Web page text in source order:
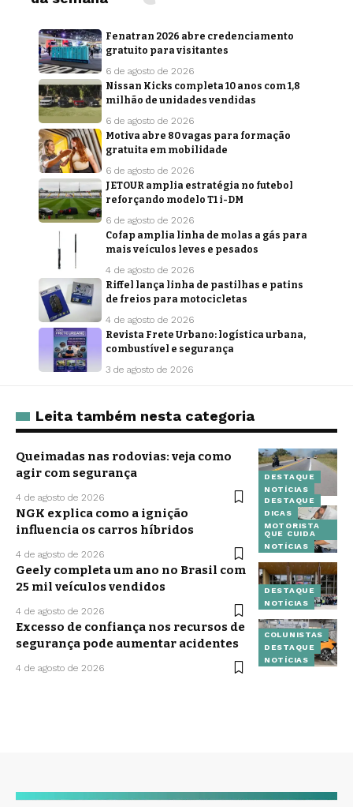
Fenatran 2026 abre credenciamento
gratuito para visitantes
6 de agosto de 2026
Nissan Kicks completa 10 anos com 1,8
milhão de unidades vendidas
6 de agosto de 2026
Motiva abre 80 vagas para formação
gratuita em mobilidade
6 de agosto de 2026
JETOUR amplia estratégia no futebol
reforçando modelo T1 i-DM
6 de agosto de 2026
Cofap amplia linha de molas a gás para
mais veículos leves e pesados
4 de agosto de 2026
Riffel lança linha de pastilhas e patins
de freios para motocicletas
4 de agosto de 2026
Revista Frete Urbano: logística urbana,
combustível e segurança
3 de agosto de 2026
Leita também nesta categoria
DESTAQUE
NOTÍCIAS
Queimadas nas rodovias: veja como
agir com segurança
4 de agosto de 2026
DESTAQUE
DICAS
MOTORISTA
QUE CUIDA
NOTÍCIAS
NGK explica como a ignição
influencia os carros híbridos
4 de agosto de 2026
DESTAQUE
NOTÍCIAS
Geely completa um ano no Brasil com
25 mil veículos vendidos
4 de agosto de 2026
COLUNISTAS
DESTAQUE
NOTÍCIAS
Excesso de confiança nos recursos de
segurança pode aumentar acidentes
4 de agosto de 2026